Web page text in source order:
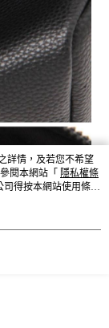
詳情，及若您不希望
閱本網站「 隱私權條
司得按本網站使用條款